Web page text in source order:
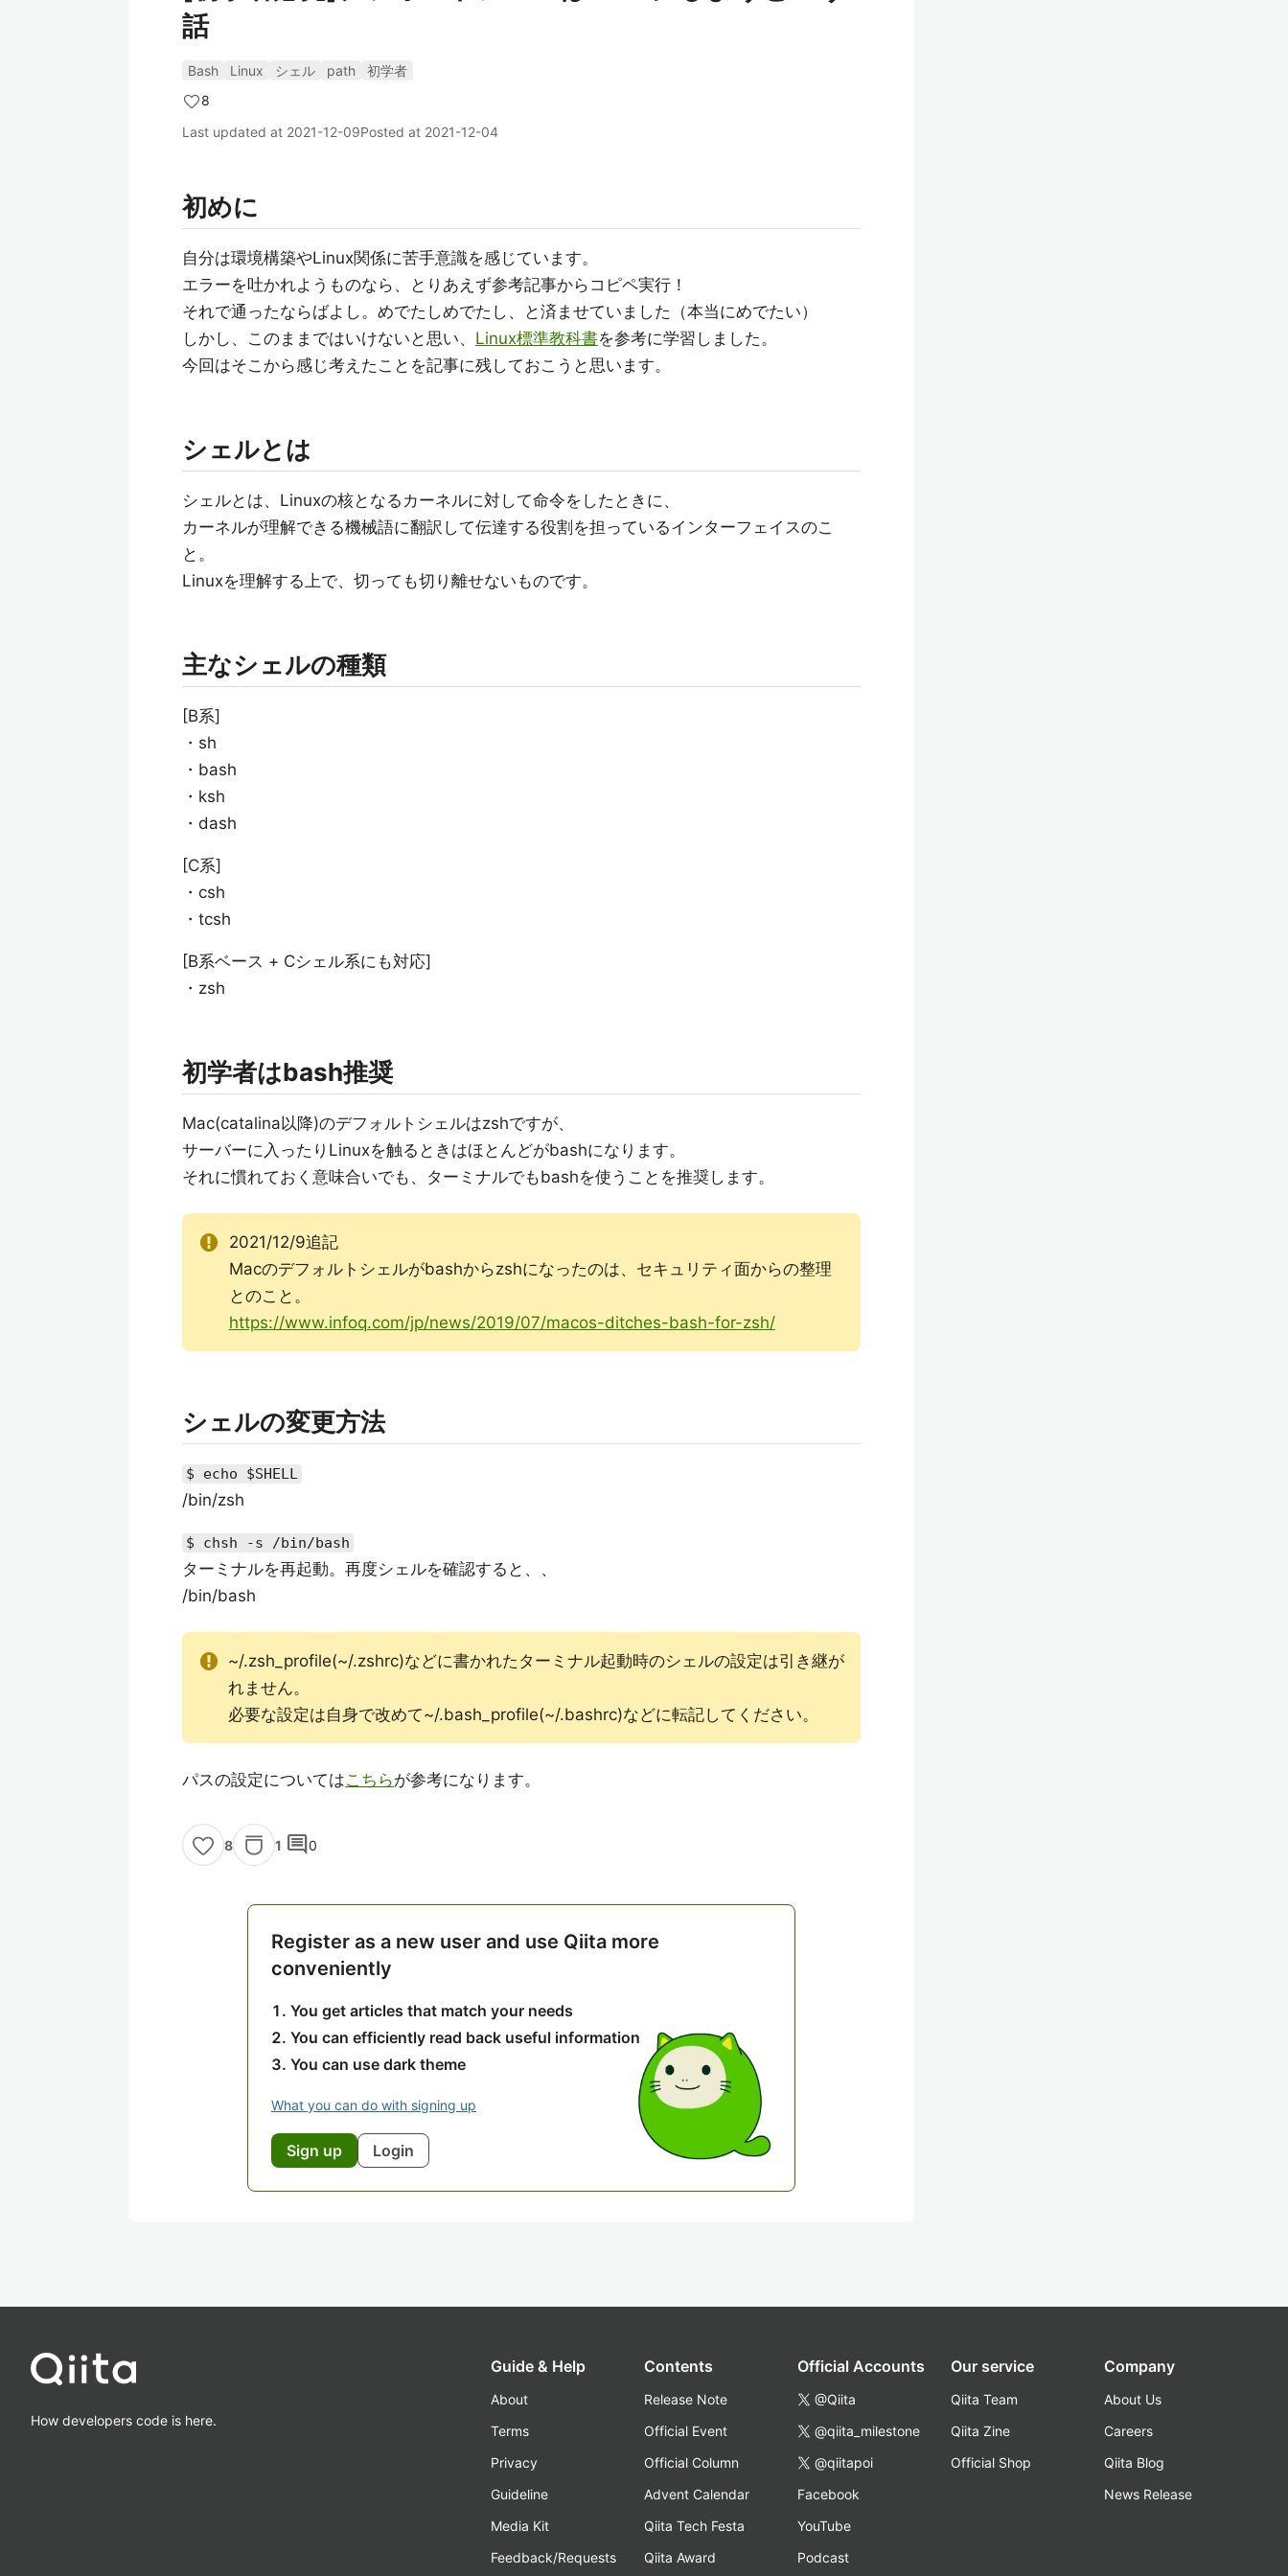
話
Bash Linux シェル path
初学者
8
Last updated at 2021-12-09Posted at 2021-12-04
初めに
自分は環境構築やLinux関係に苦手意識を感じています。
エラーを吐かれようものなら、とりあえず参考記事からコピペ実行！
それで通ったならばよし。めでたしめでたし、と済ませていました（本当にめでたい）
しかし、このままではいけないと思い、 Linux標準教科書を参考に学習しました。
今回はそこから感じ考えたことを記事に残しておこうと思います。
シェルとは
シェルとは、Linuxの核となるカーネルに対して命令をしたときに、
カーネルが理解できる機械語に翻訳して伝達する役割を担っているインターフェイスのこ
と。
Linuxを理解する上で、切っても切り離せないものです。
主なシェルの種類
[B系]
・sh
・bash
・ksh
・dash
[C系]
・csh
・tcsh
[B系ベース + Cシェル系にも対応]
・zsh
初学者はbash推奨
Mac(catalina以降)のデフォルトシェルはzshですが、
サーバーに入ったりLinuxを触るときはほとんどがbashになります。
それに慣れておく意味合いでも、ターミナルでもbashを使うことを推奨します。
2021/12/9追記
Macのデフォルトシェルがbashからzshになったのは、セキュリティ面からの整理
とのこと。
https://www.infoq.com/jp/news/2019/07/macos-ditches-bash-for-zsh/
シェルの変更方法
$ echo $SHELL
/bin/zsh
$ chsh -s /bin/bash
ターミナルを再起動。再度シェルを確認すると、、
/bin/bash
~/.zsh_profile(~/.zshrc)などに書かれたターミナル起動時のシェルの設定は引き継が
れません。
必要な設定は自身で改めて~/.bash_profile(~/.bashrc)などに転記してください。
パスの設定についてはこちらが参考になります。
8 1 comment0
Register as a new user and use Qiita more
conveniently
You get articles that match your needs
You can efficiently read back useful information
You can use dark theme
What you can do with signing up
Sign up Login
How developers code is here.
Guide & Help
About
Terms
Privacy
Guideline
Media Kit
Feedback/Requests
Contents
Release Note
Official Event
Official Column
Advent Calendar
Qiita Tech Festa
Qiita Award
Official Accounts
@Qiita
@qiita_milestone
@qiitapoi
Facebook
YouTube
Podcast
Our service
Qiita Team
Qiita Zine
Official Shop
Company
About Us
Careers
Qiita Blog
News Release